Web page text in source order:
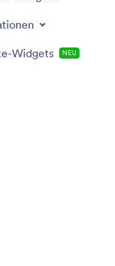
Widgets NEU